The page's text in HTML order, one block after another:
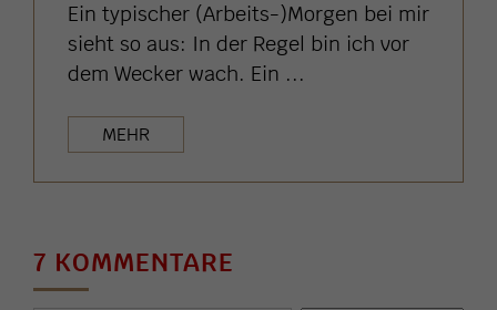
Ein typischer (Arbeits-)Morgen bei mir
sieht so aus: In der Regel bin ich vor
dem Wecker wach. Ein ...
MEHR
7 KOMMENTARE